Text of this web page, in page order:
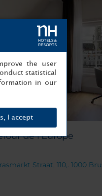
de l'Europe
Straat, 110,. 1000
the user
statistical
in our
I accept